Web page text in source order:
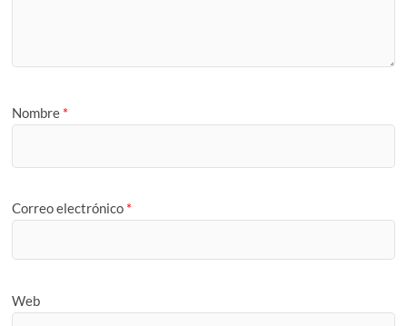
Nombre *
Correo electrónico *
Web